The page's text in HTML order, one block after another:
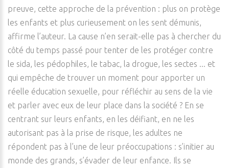
preuve, cette approche de la prévention : plus on protège
les enfants et plus curieusement on les sent démunis,
affirme l’auteur. La cause n’en serait-elle pas à chercher du
côté du temps passé pour tenter de les protéger contre
le sida, les pédophiles, le tabac, la drogue, les sectes ... et
qui empêche de trouver un moment pour apporter un
réelle éducation sexuelle, pour réfléchir au sens de la vie
et parler avec eux de leur place dans la société ? En se
centrant sur leurs enfants, en les déifiant, en ne les
autorisant pas à la prise de risque, les adultes ne
répondent pas à l’une de leur préoccupations : s’initier au
monde des grands, s’évader de leur enfance. Ils se